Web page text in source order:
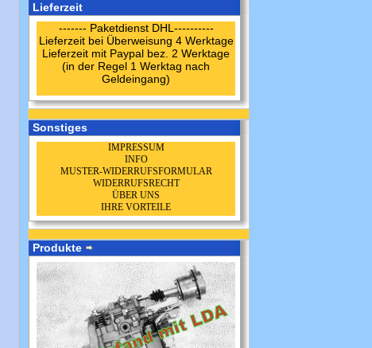
Lieferzeit
------- Paketdienst DHL----------
Lieferzeit bei Überweisung 4 Werktage
Lieferzeit mit Paypal bez. 2 Werktage
(in der Regel 1 Werktag nach
Geldeingang)
Sonstiges
IMPRESSUM
INFO
MUSTER-WIDERRUFSFORMULAR
WIDERRUFSRECHT
ÜBER UNS
IHRE VORTEILE
Produkte